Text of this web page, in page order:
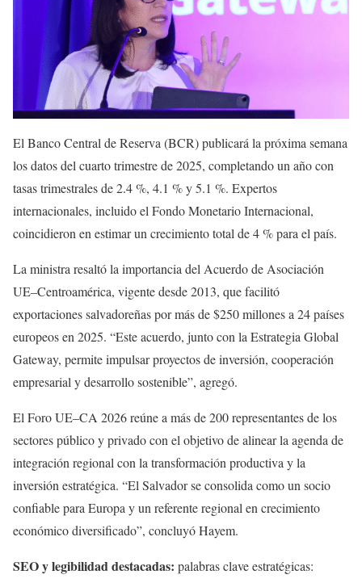
El Banco Central de Reserva (BCR) publicará la próxima semana
los datos del cuarto trimestre de 2025, completando un año con
tasas trimestrales de 2.4 %, 4.1 % y 5.1 %. Expertos
internacionales, incluido el Fondo Monetario Internacional,
coincidieron en estimar un crecimiento total de 4 % para el país.
La ministra resaltó la importancia del Acuerdo de Asociación
UE–Centroamérica, vigente desde 2013, que facilitó
exportaciones salvadoreñas por más de $250 millones a 24 países
europeos en 2025. “Este acuerdo, junto con la Estrategia Global
Gateway, permite impulsar proyectos de inversión, cooperación
empresarial y desarrollo sostenible”, agregó.
El Foro UE–CA 2026 reúne a más de 200 representantes de los
sectores público y privado con el objetivo de alinear la agenda de
integración regional con la transformación productiva y la
inversión estratégica. “El Salvador se consolida como un socio
confiable para Europa y un referente regional en crecimiento
económico diversificado”, concluyó Hayem.
SEO y legibilidad destacadas: palabras clave estratégicas: